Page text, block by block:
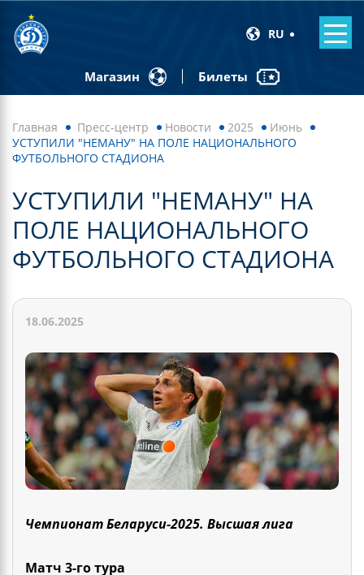
RU
Магазин Билеты
Главная Пресс-центр Новости 2025
Июнь
УСТУПИЛИ "НЕМАНУ" НА ПОЛЕ НАЦИОНАЛЬНОГО
ФУТБОЛЬНОГО СТАДИОНА
УСТУПИЛИ "НЕМАНУ" НА
ПОЛЕ НАЦИОНАЛЬНОГО
ФУТБОЛЬНОГО СТАДИОНА
18.06.2025
Чемпионат Беларуси-2025. Высшая лига
Матч 3-го тура